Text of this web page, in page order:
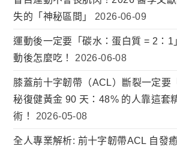
失的「神秘區間」
2026-06-09
運動後一定要「碳水：蛋白質 = 2：1
動後怎麼吃！
2026-06-08
膝蓋前十字韌帶（ACL）斷裂一定要
秘復健黃金 90 天：48% 的人靠這套
術！
2026-05-08
全人專業解析: 前十字韌帶ACL 自發